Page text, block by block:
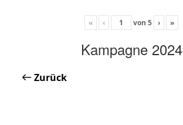
« ‹ von 5 › »
Kampagne 2024
Zurück